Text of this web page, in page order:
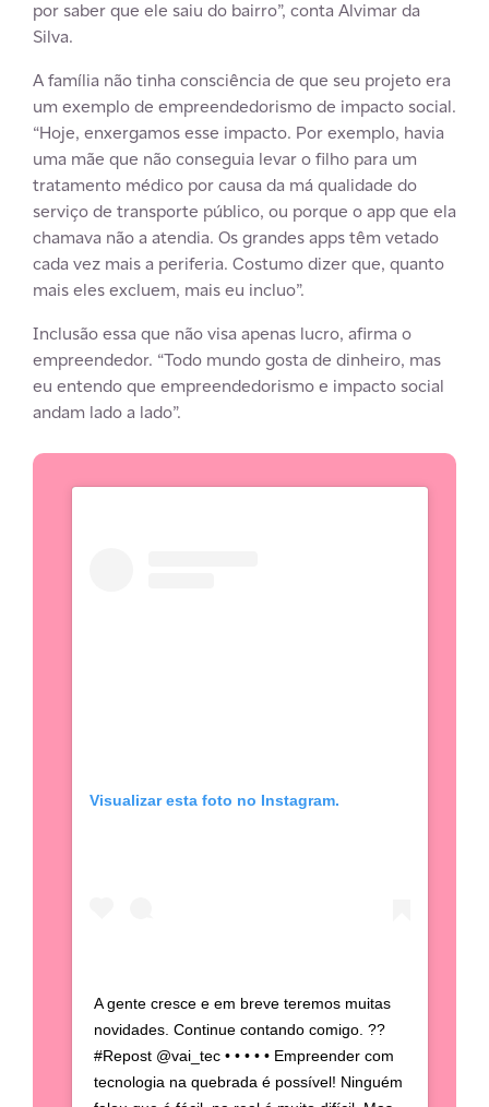
por saber que ele saiu do bairro”, conta Alvimar da
Silva.
A família não tinha consciência de que seu projeto era
um exemplo de empreendedorismo de impacto social.
“Hoje, enxergamos esse impacto. Por exemplo, havia
uma mãe que não conseguia levar o filho para um
tratamento médico por causa da má qualidade do
serviço de transporte público, ou porque o app que ela
chamava não a atendia. Os grandes apps têm vetado
cada vez mais a periferia. Costumo dizer que, quanto
mais eles excluem, mais eu incluo”.
Inclusão essa que não visa apenas lucro, afirma o
empreendedor. “Todo mundo gosta de dinheiro, mas
eu entendo que empreendedorismo e impacto social
andam lado a lado”.
Visualizar esta foto no Instagram.
A gente cresce e em breve teremos muitas
novidades. Continue contando comigo. ??
#Repost @vai_tec • • • • • Empreender com
tecnologia na quebrada é possível! Ninguém